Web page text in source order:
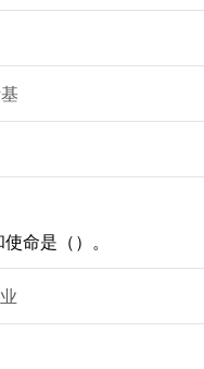
命是（）。